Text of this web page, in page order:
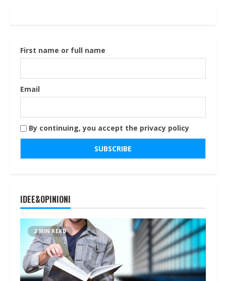
First name or full name
Email
By continuing, you accept the privacy policy
IDEE&OPINIONI
2 MIN READ